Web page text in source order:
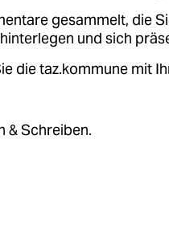
gesammelt, die
und sich
die taz.kommune mit
& Schreiben.